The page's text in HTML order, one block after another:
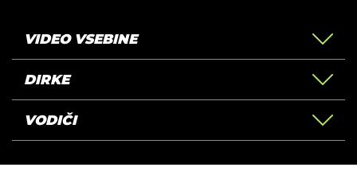
VIDEO VSEBINE
DIRKE
VODIČI